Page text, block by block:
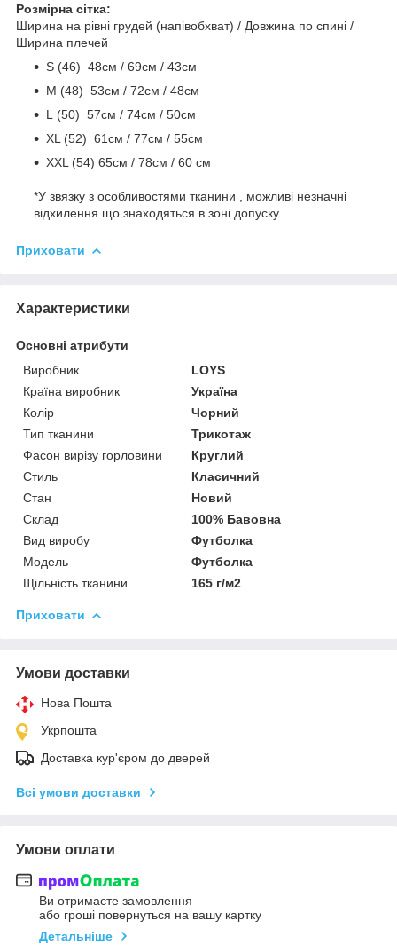
Розмірна сітка:
Ширина на рівні грудей (напівобхват) / Довжина по спині /
Ширина плечей
S (46) 48cм / 69cм / 43см
M (48) 53см / 72см / 48cм
L (50) 57см / 74см / 50см
ХL (52) 61см / 77см / 55см
ХХL (54) 65см / 78см / 60 см
*У звязку з особливостями тканини , можливі незначні
відхилення що знаходяться в зоні допуску.
Приховати
Характеристики
Основні атрибути
Виробник
LOYS
Країна виробник
Україна
Колір
Чорний
Тип тканини
Трикотаж
Фасон вирізу горловини
Круглий
Стиль
Класичний
Стан
Новий
Склад
100% Бавовна
Вид виробу
Футболка
Модель
Футболка
Щільність тканини
165 г/м2
Приховати
Умови доставки
Нова Пошта
Укрпошта
Доставка кур'єром до дверей
Всі умови доставки
Умови оплати
Ви отримаєте замовлення
або гроші повернуться на вашу картку
Детальніше